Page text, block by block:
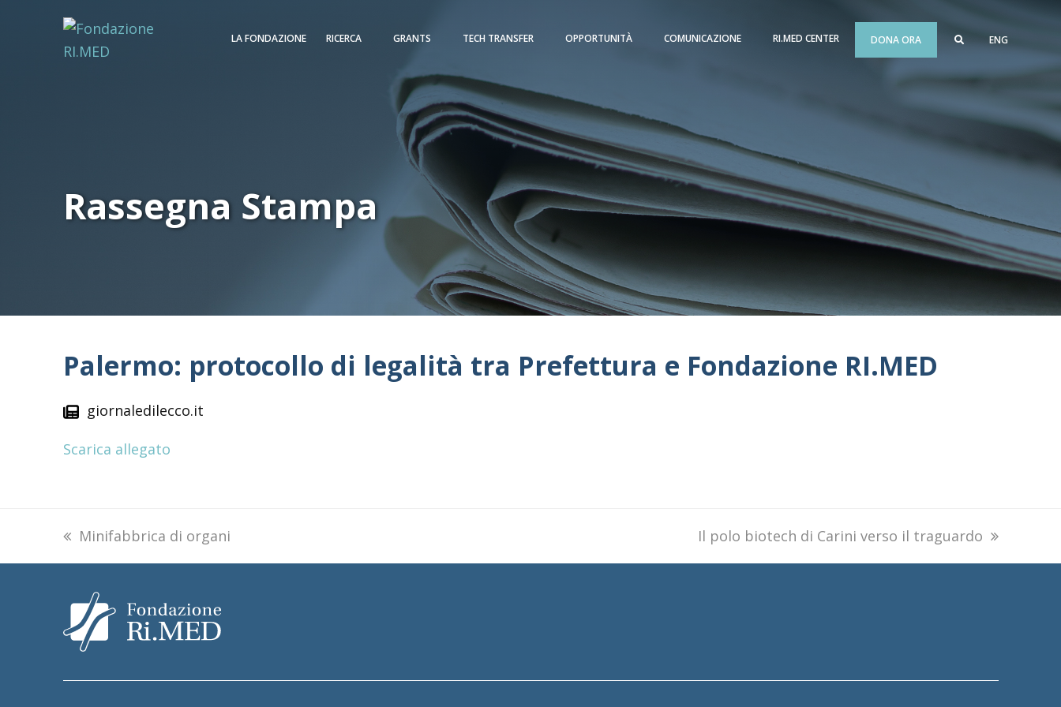
LA FONDAZIONE RICERCA GRANTS TECH TRANSFER OPPORTUNITÀ COMUNICAZIONE RI.MED CENTER DONA ORA ENG
Rassegna Stampa
Palermo: protocollo di legalità tra Prefettura e Fondazione RI.MED
giornaledilecco.it
Scarica allegato
previous
post:
Minifabbrica di organi
next
post:
Il polo biotech di Carini verso il traguardo